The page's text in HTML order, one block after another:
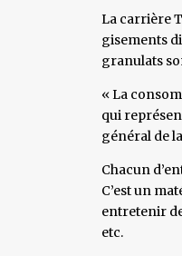
La carrière
gisements
granulats
« La
qui
général de
Chacun
C’est un
entretenir
etc.